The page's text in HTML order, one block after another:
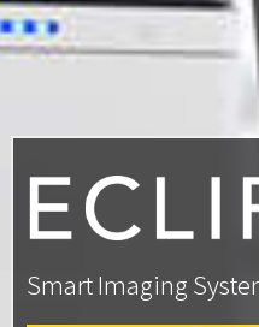
Smart Imaging